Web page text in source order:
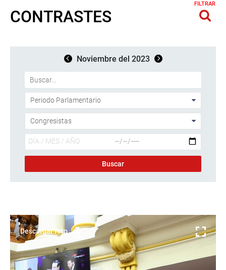
CONTRASTES
FILTRAR
Noviembre del 2023
Descargar foto